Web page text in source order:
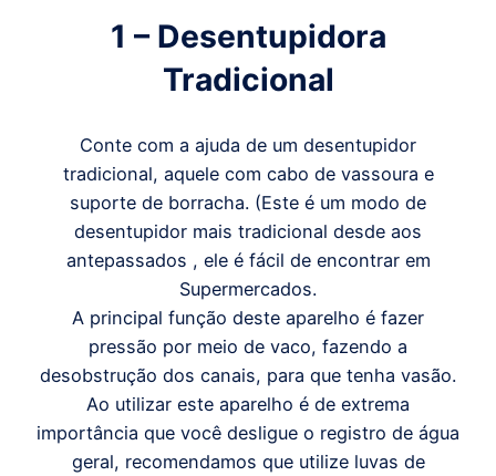
1 – Desentupidora
Tradicional
Conte com a ajuda de um desentupidor
tradicional, aquele com cabo de vassoura e
suporte de borracha. (Este é um modo de
desentupidor mais tradicional desde aos
antepassados , ele é fácil de encontrar em
Supermercados.
A principal função deste aparelho é fazer
pressão por meio de vaco, fazendo a
desobstrução dos canais, para que tenha vasão.
Ao utilizar este aparelho é de extrema
importância que você desligue o registro de água
geral, recomendamos que utilize luvas de